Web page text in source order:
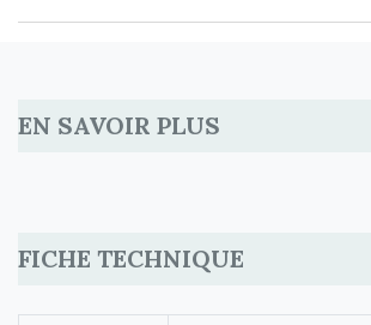
EN SAVOIR PLUS
FICHE TECHNIQUE